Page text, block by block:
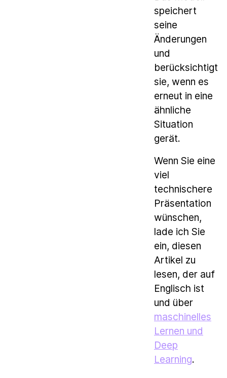
speichert
seine
Änderungen
und
berücksichtigt
sie, wenn es
erneut in eine
ähnliche
Situation
gerät.
Wenn Sie eine
viel
technischere
Präsentation
wünschen,
lade ich Sie
ein, diesen
Artikel zu
lesen, der auf
Englisch ist
und über
maschinelles
Lernen und
Deep
Learning.